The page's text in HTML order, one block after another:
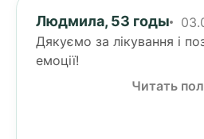
Людмила, 53 годы
Дякуємо за лікування і
емоції!
Читать